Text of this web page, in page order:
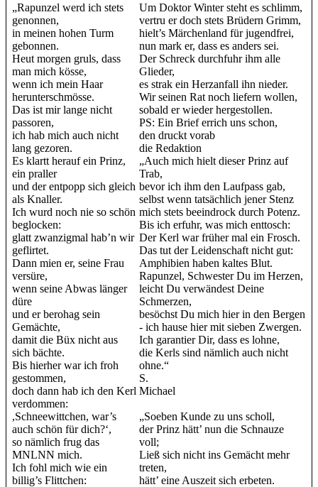
„Rapunzel werd ich stets
genonnen,
in meinen hohen Turm
gebonnen.
Heut morgen gruls, dass
man mich kösse,
wenn ich mein Haar
herunterschmösse.
Das ist mir lange nicht
passoren,
ich hab mich auch nicht
lang gezoren.
Es klartt herauf ein Prinz,
ein praller
und der entpopp sich gleich
als Knaller.
Ich wurd noch nie so schön
beglocken:
glatt zwanzigmal hab’n wir
geflirtet.
Dann mien er, seine Frau
versüre,
wenn seine Abwas länger
düre
und er berohag sein
Gemächte,
damit die Büx nicht aus
sich bächte.
Bis hierher war ich froh
gestommen,
doch dann hab ich den Kerl
verdommen:
,Schneewittchen, war’s
auch schön für dich?‘,
so nämlich frug das
MNLNN mich.
Ich fohl mich wie ein
billig’s Flittchen:
Um Doktor Winter steht es schlimm,
vertru er doch stets Brüdern Grimm,
hielt’s Märchenland für jugendfrei,
nun mark er, dass es anders sei.
Der Schreck durchfuhr ihm alle
Glieder,
es strak ein Herzanfall ihn nieder.
Wir seinen Rat noch liefern wollen,
sobald er wieder hergestollen.
PS: Ein Brief errich uns schon,
den druckt vorab
die Redaktion
„Auch mich hielt dieser Prinz auf
Trab,
bevor ich ihm den Laufpass gab,
selbst wenn tatsächlich jener Stenz
mich stets beeindrock durch Potenz.
Bis ich erfuhr, was mich enttosch:
Der Kerl war früher mal ein Frosch.
Das tut der Leidenschaft nicht gut:
Amphibien haben kaltes Blut.
Rapunzel, Schwester Du im Herzen,
leicht Du verwändest Deine
Schmerzen,
besöchst Du mich hier in den Bergen
- ich hause hier mit sieben Zwergen.
Ich garantier Dir, dass es lohne,
die Kerls sind nämlich auch nicht
ohne.“
S.
Michael
„Soeben Kunde zu uns scholl,
der Prinz hätt’ nun die Schnauze
voll;
Ließ sich nicht ins Gemächt mehr
treten,
hätt’ eine Auszeit sich erbeten.